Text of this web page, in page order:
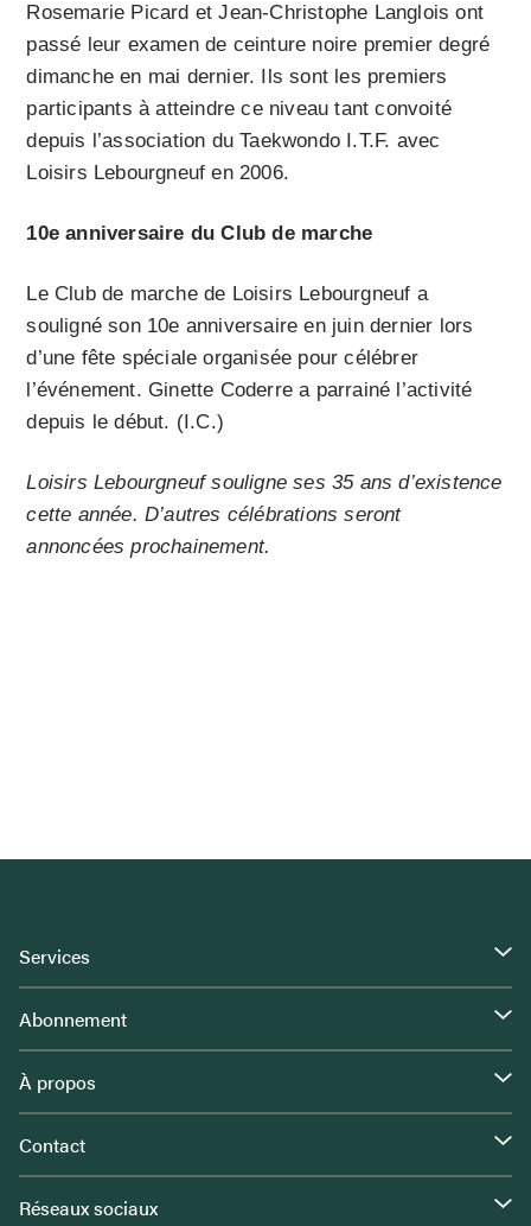
Rosemarie Picard et Jean-Christophe Langlois ont
passé leur examen de ceinture noire premier degré
dimanche en mai dernier. Ils sont les premiers
participants à atteindre ce niveau tant convoité
depuis l’association du Taekwondo I.T.F. avec
Loisirs Lebourgneuf en 2006.
10e anniversaire du Club de marche
Le Club de marche de Loisirs Lebourgneuf a
souligné son 10e anniversaire en juin dernier lors
d’une fête spéciale organisée pour célébrer
l’événement. Ginette Coderre a parrainé l’activité
depuis le début. (I.C.)
Loisirs Lebourgneuf souligne ses 35 ans d’existence
cette année. D’autres célébrations seront
annoncées prochainement.
Services
Abonnement
À propos
Contact
Réseaux sociaux